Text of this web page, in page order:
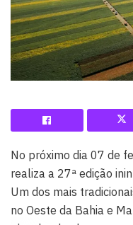
No próximo dia 07 de
realiza a 27ª edição
Um dos mais
no Oeste da Bahia e